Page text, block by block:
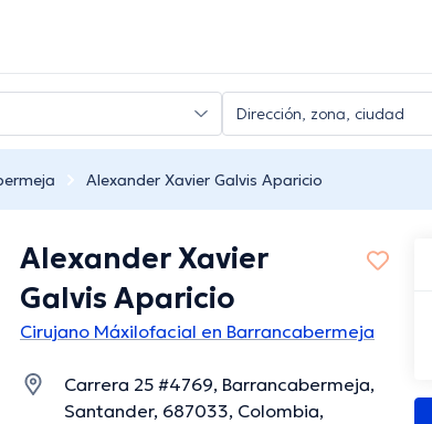
Alexander Xavier Galvis Aparicio
Alexander Xavier
Galvis Aparicio
Cirujano Máxilofacial en Barrancabermeja
Carrera 25 #4769, Barrancabermeja,
Santander, 687033, Colombia,